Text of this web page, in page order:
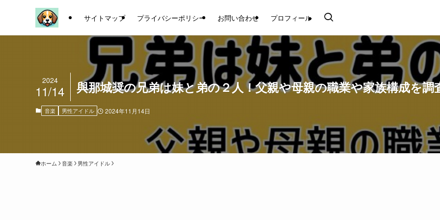
サイトマップ プライバシーポリシー お問い合わせ プロフィール
與那城奨の兄弟は妹と弟の２人！父親や母親の職業や家族構成を調
2024
11/14
音楽 男性アイドル 2024年11月14日
ホーム 音楽 男性アイドル